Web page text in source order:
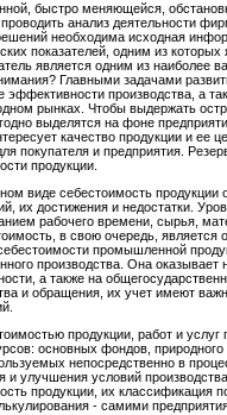
быстро меняющейся,
анализ деятельности
необходима исходная
показателей, одним из
является одним из наиболее
Главными задачами
производства, а
рынках. Чтобы выдержать
выделятся на фоне
качество продукции и
покупателя и предприятия.
продукции.
виде себестоимость продукции
их достижения и недостатки.
рабочего времени, сырья,
в свою очередь, является
промышленной
производства. Она оказывает
а также на
и обращения, их учет имеют
продукции, работ и
основных фондов,
непосредственно в
и улучшения условий
продукции, их классификация
- самими